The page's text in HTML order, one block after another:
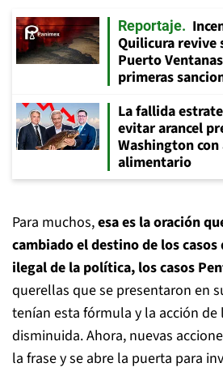
Reportaje
Quilicura revive
Puerto
primeras
La fallida
evitar arancel
Washington
alimentario
Para muchos,esa es la oración
cambiado el destino de los
ilegal de la política, los casos
querellas que se presentaron en
tenían esta fórmula y la acción de
disminuida. Ahora, nuevas
la frase y se abre la puerta para